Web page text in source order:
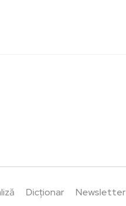
Dicționar Newsletter